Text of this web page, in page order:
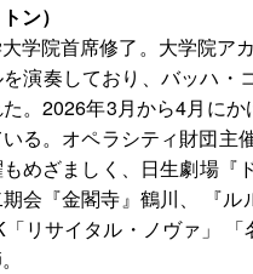
ン）
学院首席修了。大学院ア
を演奏しており、バッハ
。2026年3月から4月に
る。オペラシティ財団
めざましく、日生劇場『
会『金閣寺』鶴川、 『
「リサイタル・ノヴァ」